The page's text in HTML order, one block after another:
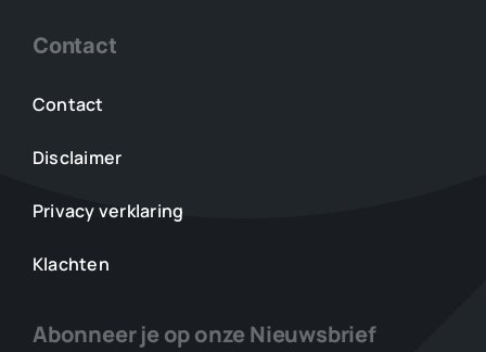
Contact
Contact
Disclaimer
Privacy verklaring
Klachten
Abonneer je op onze Nieuwsbrief